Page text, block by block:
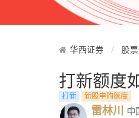
华西证券 股
打新额度
打新 新股申购额度
雷林川 中